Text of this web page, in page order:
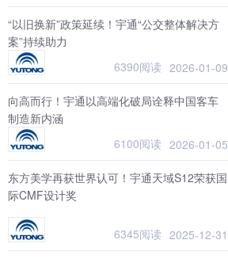
“以旧换新”政策延续！宇通“公交整体解决方
案”持续助力
6390阅读 2026-01-09
向高而行！宇通以高端化破局诠释中国客车
制造新内涵
6100阅读 2026-01-05
东方美学再获世界认可！宇通天域S12荣获国
际CMF设计奖
6345阅读 2025-12-31